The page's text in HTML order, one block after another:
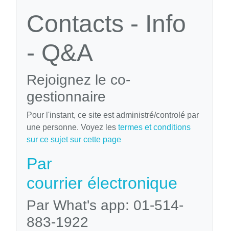
Contacts - Info
- Q&A
Rejoignez le co-
gestionnaire
Pour l'instant, ce site est administré/controlé par
une personne. Voyez les termes et conditions
sur ce sujet sur cette page
Par
courrier électronique
Par What's app: 01-514-
883-1922